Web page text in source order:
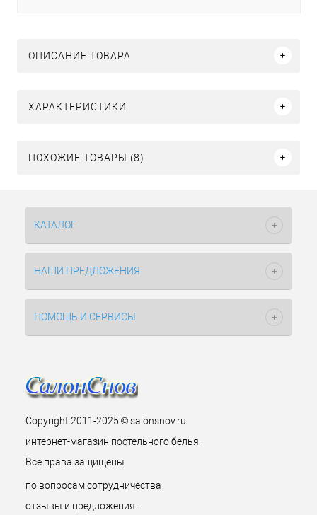
ОПИСАНИЕ ТОВАРА
ХАРАКТЕРИСТИКИ
ПОХОЖИЕ ТОВАРЫ (8)
КАТАЛОГ
НАШИ ПРЕДЛОЖЕНИЯ
ПОМОЩЬ И СЕРВИСЫ
Copyright 2011-2025 © salonsnov.ru
интернет-магазин постельного белья.
Все права защищены
по вопросам сотрудничества
отзывы и предложения.